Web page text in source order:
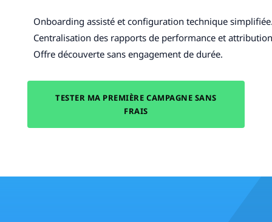
Onboarding assisté et configuration technique
Centralisation des rapports de performance et
Offre découverte sans engagement de durée.
TESTER MA PREMIÈRE CAMPAGNE SANS
FRAIS